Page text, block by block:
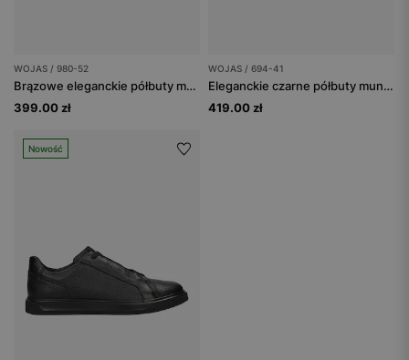
WOJAS / 980-52
Brązowe eleganckie półbuty męskie skórzane
399.00 zł
WOJAS / 694-41
Eleganckie czarne półbuty mundurowe ze skóry pull up
419.00 zł
Nowość